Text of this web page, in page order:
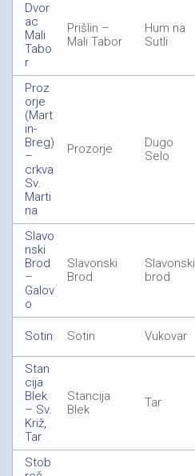
Dvor
ac
Mali
Tabo
r
Prišlin –
Mali Tabor
Hum na
Sutli
Proz
orje
(Mart
in-
Breg)
–
crkva
Sv.
Marti
na
Prozorje
Dugo
Selo
Slavo
nski
Brod
–
Galov
o
Slavonski
Brod
Slavonski
brod
Sotin Sotin Vukovar
Stan
cija
Blek
– Sv.
Križ,
Tar
Stancija
Blek
Tar
Stob